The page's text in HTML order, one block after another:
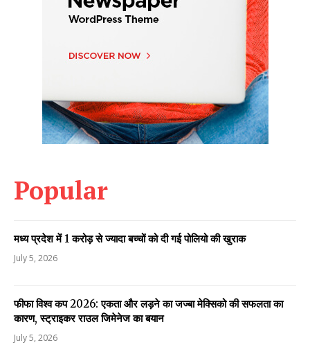
Popular
मध्य प्रदेश में 1 करोड़ से ज्यादा बच्चों को दी गई पोलियो की खुराक
July 5, 2026
फीफा विश्व कप 2026: एकता और लड़ने का जज्बा मेक्सिको की सफलता का
कारण, स्ट्राइकर राउल जिमेनेज का बयान
July 5, 2026